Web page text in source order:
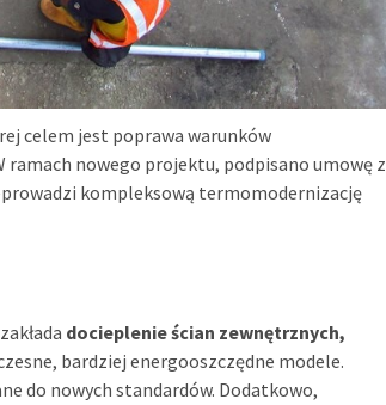
celem jest poprawa warunków
ramach nowego projektu, podpisano umowę z
kompleksową termomodernizację
docieplenie ścian zewnętrznych,
bardziej energooszczędne modele.
do nowych standardów. Dodatkowo,